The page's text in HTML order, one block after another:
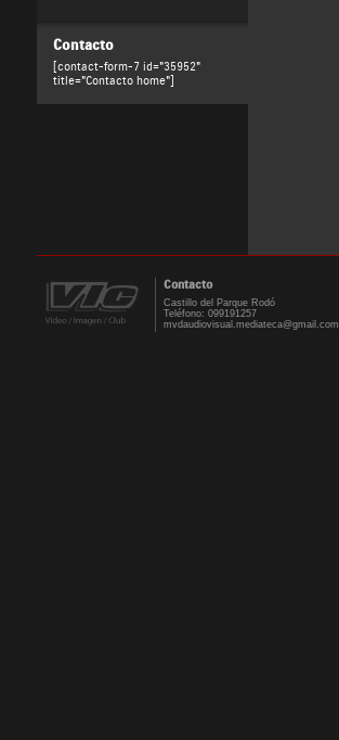
Contacto
[contact-form-7 id="35952"
title="Contacto home"]
Contacto
Castillo del Parque Rodó
Teléfono: 099191257
mvdaudiovisual.mediateca@gmail.com